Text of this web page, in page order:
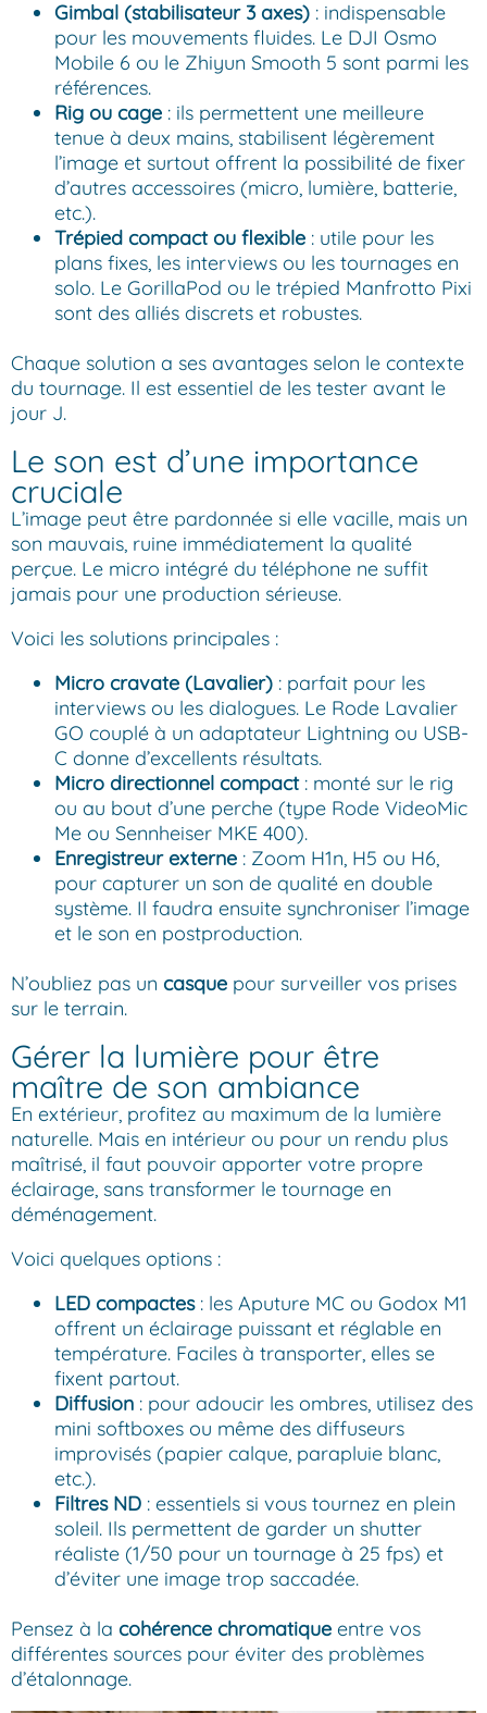
Gimbal (stabilisateur 3 axes) : indispensable
pour les mouvements fluides. Le DJI Osmo
Mobile 6 ou le Zhiyun Smooth 5 sont parmi les
références.
Rig ou cage : ils permettent une meilleure
tenue à deux mains, stabilisent légèrement
l’image et surtout offrent la possibilité de fixer
d’autres accessoires (micro, lumière, batterie,
etc.).
Trépied compact ou flexible : utile pour les
plans fixes, les interviews ou les tournages en
solo. Le GorillaPod ou le trépied Manfrotto Pixi
sont des alliés discrets et robustes.
Chaque solution a ses avantages selon le contexte
du tournage. Il est essentiel de les tester avant le
jour J.
Le son est d’une importance
cruciale
L’image peut être pardonnée si elle vacille, mais un
son mauvais, ruine immédiatement la qualité
perçue. Le micro intégré du téléphone ne suffit
jamais pour une production sérieuse.
Voici les solutions principales :
Micro cravate (Lavalier) : parfait pour les
interviews ou les dialogues. Le Rode Lavalier
GO couplé à un adaptateur Lightning ou USB-
C donne d’excellents résultats.
Micro directionnel compact: monté sur le rig
ou au bout d’une perche (type Rode VideoMic
Me ou Sennheiser MKE 400).
Enregistreur externe : Zoom H1n, H5 ou H6,
pour capturer un son de qualité en double
système. Il faudra ensuite synchroniser l’image
et le son en postproduction.
N’oubliez pas un casque pour surveiller vos prises
sur le terrain.
Gérer la lumière pour être
maître de son ambiance
En extérieur, profitez au maximum de la lumière
naturelle. Mais en intérieur ou pour un rendu plus
maîtrisé, il faut pouvoir apporter votre propre
éclairage, sans transformer le tournage en
déménagement.
Voici quelques options :
LED compactes: les Aputure MC ou Godox M1
offrent un éclairage puissant et réglable en
température. Faciles à transporter, elles se
fixent partout.
Diffusion : pour adoucir les ombres, utilisez des
mini softboxes ou même des diffuseurs
improvisés (papier calque, parapluie blanc,
etc.).
Filtres ND : essentiels si vous tournez en plein
soleil. Ils permettent de garder un shutter
réaliste (1/50 pour un tournage à 25 fps) et
d’éviter une image trop saccadée.
Pensez à la cohérence chromatique entre vos
différentes sources pour éviter des problèmes
d’étalonnage.